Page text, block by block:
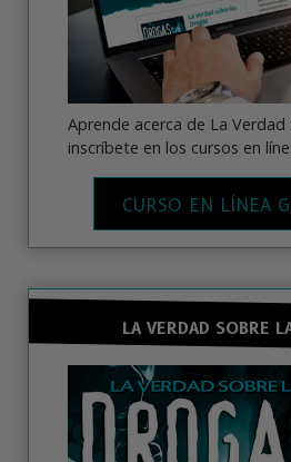
Aprende acerca de La
inscríbete en los cursos en
CURSO EN LÍNEA
LA VERDAD SOBRE